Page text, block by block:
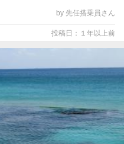
by 先任搭乗員さん
投稿日：１年以上前